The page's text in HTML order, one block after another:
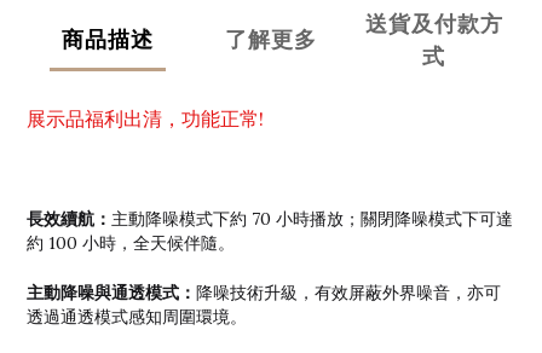
商品描述 了解更多
送貨及付款方
式
展示品福利出清，功能正常!
長效續航： 主動降噪模式下約 70 小時播放；關閉降噪模式下可達
約 100 小時，全天候伴隨。
主動降噪與通透模式： 降噪技術升級，有效屏蔽外界噪音，亦可
透過通透模式感知周圍環境。